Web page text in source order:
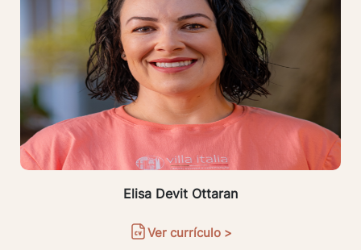
Elisa Devit Ottaran
Ver currículo >